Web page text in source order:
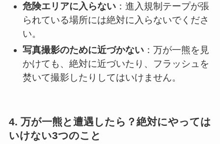
危険エリアに入らない ：進入規制テープが張
られている場所には絶対に入らないでくださ
い。
写真撮影のために近づかない ：万が一熊を見
かけても、絶対に近づいたり、フラッシュを
焚いて撮影したりしてはいけません。
4. 万が一熊と遭遇したら？絶対にやっては
いけない3つのこと